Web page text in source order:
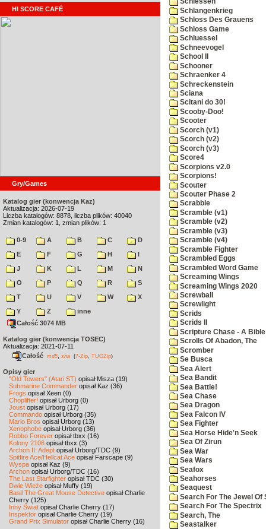
HI SCORE CAFÉ
Gry/Games
Katalog gier (konwencja Kaz)
Aktualizacja: 2026-07-19
Liczba katalogów: 8878, liczba plików: 40040
Zmian katalogów: 1, zmian plików: 1
0-9 A B C
D
E
F G H
I
J
K L M
N
O
P Q R
S
T
U V W
X
Y
Z
inne
Całość 3074 MB
Katalog gier (konwencja TOSEC)
Aktualizacja: 2021-07-11
Całość md5 sha (7-Zip TUGZip)
Opisy gier
"Old Towers" (Atari ST) opisał Misza (19)
Submarine Commander opisał Kaz (36)
Frogs opisał Xeen (0)
Choplifter! opisał Urborg (0)
Joust opisał Urborg (17)
Commando opisał Urborg (35)
Mario Bros opisał Urborg (13)
Xenophobe opisał Urborg (36)
Robbo Forever opisał tbxx (16)
Kolony 2106 opisał tbxx (3)
Archon II: Adept opisał Urborg/TDC (9)
Spitfire Ace/Hellcat Ace opisał Farscape (9)
Wyspa opisał Kaz (9)
Archon opisał Urborg/TDC (16)
The Last Starfighter opisał TDC (30)
Dwie Wieże opisał Muffy (19)
Basil The Great Mouse Detective opisał Charlie
Cherry (125)
Inny Świat opisał Charlie Cherry (17)
Inspektor opisał Charlie Cherry (19)
Grand Prix Simulator opisał Charlie Cherry (16)
Schiessen
Schlangenkrieg
Schloss Des Grauens
Schloss Game
Schluessel
Schneevogel
School II
Schooner
Schraenker 4
Schreckenstein
Sciana
Scitani do 30!
Scooby-Doo!
Scooter
Scorch (v1)
Scorch (v2)
Scorch (v3)
Score4
Scorpions v2.0
Scorpions!
Scouter
Scouter Phase 2
Scrabble
Scramble (v1)
Scramble (v2)
Scramble (v3)
Scramble (v4)
Scramble Fighter
Scrambled Eggs
Scrambled Word Game
Screaming Wings
Screaming Wings 2020
Screwball
Screwlight
Scrids
Scrids II
Scripture Chase - A Bible
Scrolls Of Abadon, The
Scromber
Se Busca
Sea Alert
Sea Bandit
Sea Battle!
Sea Chase
Sea Dragon
Sea Falcon IV
Sea Fighter
Sea Horse Hide'n Seek
Sea Of Zirun
Sea War
Sea Wars
Seafox
Seahorses
Seaquest
Search For The Jewel Of
Search For The Spectrix
Search, The
Seastalker